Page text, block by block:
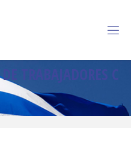
D R A BAJADORES C